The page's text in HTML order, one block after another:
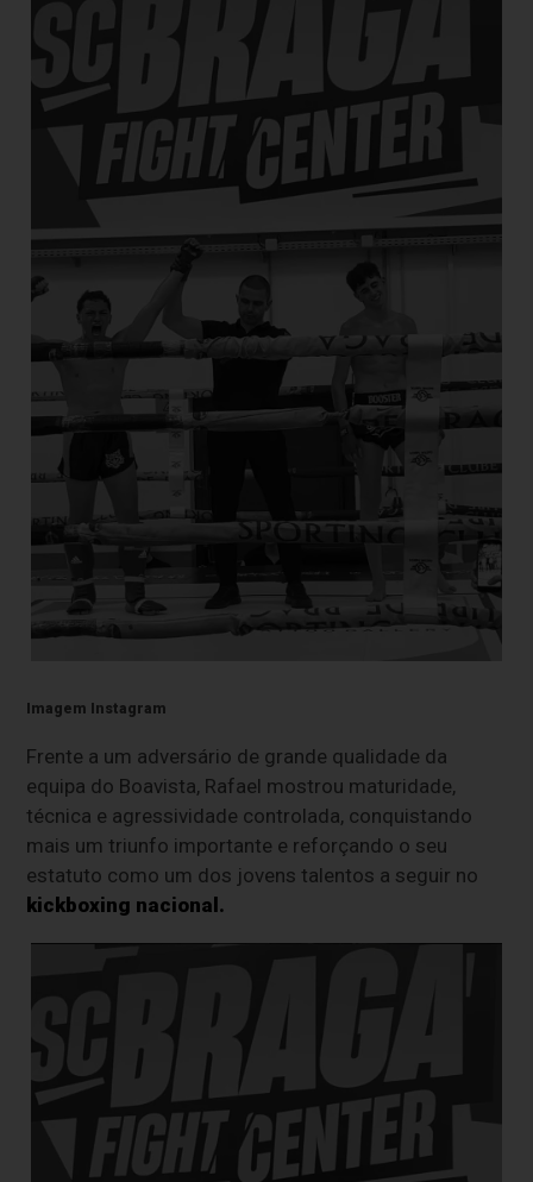
Imagem Instagram
Frente a um adversário de grande qualidade da
equipa do Boavista, Rafael mostrou maturidade,
técnica e agressividade controlada, conquistando
mais um triunfo importante e reforçando o seu
estatuto como um dos jovens talentos a seguir no
kickboxing nacional.